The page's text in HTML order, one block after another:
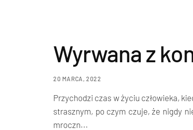
Wyrwana z
20 MARCA, 2022
Przychodzi czas w życiu człowieka,
strasznym, po czym czuje, że nigdy
mroczn...